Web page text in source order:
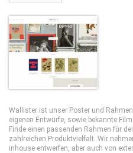
Wallister ist unser Poster und
eigenen Entwürfe, sowie bekannte
Finde einen passenden Rahmen für
zahlreichen Produktvielfalt. Wir
inhouse entwerfen, aber auch von